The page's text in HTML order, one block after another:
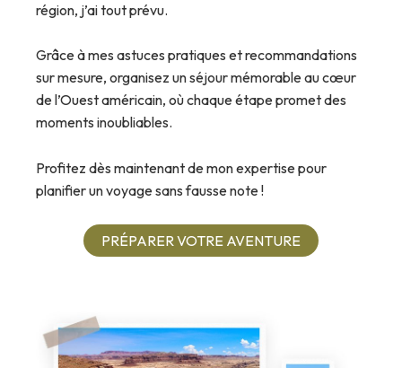
région, j’ai tout prévu.
Grâce à mes astuces pratiques et recommandations
sur mesure, organisez un séjour mémorable au cœur
de l’Ouest américain, où chaque étape promet des
moments inoubliables.
Profitez dès maintenant de mon expertise pour
planifier un voyage sans fausse note !
PRÉPARER VOTRE AVENTURE